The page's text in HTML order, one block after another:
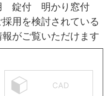
錠付 明かり窓付
用を検討されている
がご覧いただけます
CAD